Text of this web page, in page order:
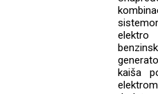
elektro
kaiša